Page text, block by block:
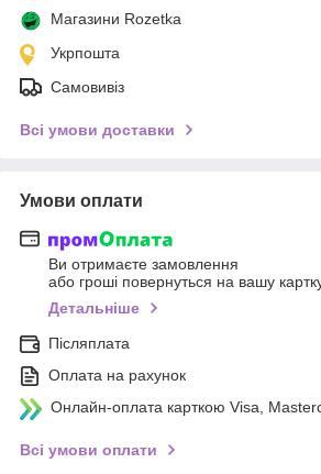
Магазини Rozetka
Укрпошта
Самовивіз
Всі умови доставки
Умови оплати
Ви отримаєте замовлення
або гроші повернуться на вашу
Детальніше
Післяплата
Оплата на рахунок
Онлайн-оплата карткою Visa,
Всі умови оплати